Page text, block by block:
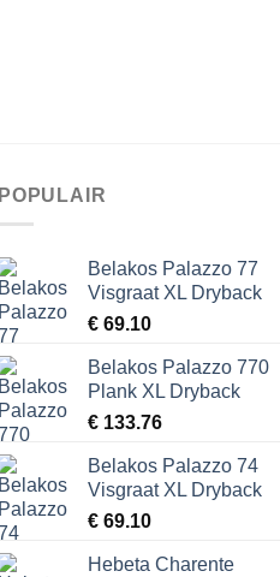
POPULAIR
Belakos Palazzo 77
Visgraat XL Dryback
€ 69.10
Belakos Palazzo 770
Plank XL Dryback
€ 133.76
Belakos Palazzo 74
Visgraat XL Dryback
€ 69.10
Hebeta Charente